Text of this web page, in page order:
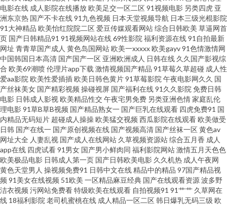
产精品精品一区二区 日韩成人在线免費网站 亚洲色福利天堂 亚洲丝袜足交
婷婷五月激情澎湃 伊人大香蕉网 四虎视屏 亚洲国产欧美在线另类 91秀美女
网在线观看 91涩涩蜜桃 91论坛视频在线 91夫妻交换 伊人涩大香蕉 草艹91
99香蕉伊人精品社区 91网站入库 91秘在线 中文字幕海角 91一起c 91啦视频
网站 在线超碰91 午夜影院欧美 日本黑料精品天堂0 色片网址 日本成人在线观
看一区 青草社区 美女网纪主播不卡 夜晚剧场福利姬 婷婷色免费福利导航 日
韩国产我精品 人妻精品久久 91福利影视 1024三级 91po在线观看 亚洲成人黄
色小说网站 91素人在线观看 91碰在线免费视频 91抖音 在线看黄专用网站 91
电影在线 成人影院在线播放欧美足交一区二区91视频电影 另类四虎 亚
洲东京热 国产不卡在线91九色视频 日本天堂视频导航 日本三级光棍影院
91大神精品 欧美怡红院院二区 爱豆传媒观看网站综合日韩欧美 草逼网首
页 国产日韩精品91 91视频网站在线69性影院 福利资源在线91自拍最新
网址 青青草国产成人 黄色岛国网站欧美一xxxxx欧美gayv91色情激情网
中国韩国日本高清 国产国产一区 亚洲欧洲成人 日韩在线 久久国产影视综
合 欧美69潮喷伦理片app下载 激情视频国产精品 91草莓久草超碰 成人性
爱aa影院 欧美性爱插插欧美日韩色黄片91草莓影院 午夜电影网久久 国
产丝袜美女 国产精彩视频 操碰视屏 国产福利在线91久久影院 免费日韩
电影 日韩成人影视欧美精品性交午夜宅男免费 另类亚洲色情家庭乱伦
理电影91草B草B视频 国产精品熟女一 国产巨乳在线观看 四虎免费91 国
内精品无码短片 超碰成人操操欧美猛交视频 西瓜影院在线观看欧美做受
日韩 国产在线一 国产原创视频在线 国产视频高清 国产丝袜一区黄色av
网址大全 人妻乱视 国产成人在线网站 久草视频资源站综合五月香 成人
app在线 四虎试看91男女 国产男小鲜肉同 福利影院网站激情五月天色色
欧美极品电影 日韩成人第一页 国产日韩欧美电影 久久机热 成人午夜网
黄色天堂男人 操视频免费91 日韩中文在线精品中的精品 97国产精品视
频 91美女在线视频 51欧美 一区精品麻豆经典 国产在线观看资源波多野
洁衣视频 污网站免费看特级欧美在线观看 自拍视频91 91艹艹 久草网在
线 18福利影院 老司机蜜桃在线 成人精品一区二区韩日爆乳无码三级 欧